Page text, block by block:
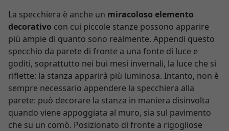
La specchiera è anche un miracoloso elemento
decorativo con cui piccole stanze possono apparire
più ampie di quanto sono realmente. Appendi questo
specchio da parete di fronte a una fonte di luce e
goditi, soprattutto nei bui mesi invernali, la luce che si
riflette: la stanza apparirà più luminosa. Intanto, non è
sempre necessario appendere la specchiera alla
parete: può decorare la stanza in maniera disinvolta
quando viene appoggiata al muro, sia sul pavimento
che su un comò. Posizionato di fronte a rigogliose